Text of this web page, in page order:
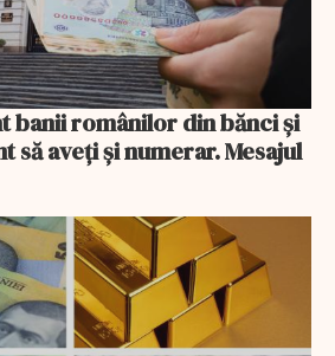
banii românilor din bănci şi
să aveţi şi numerar. Mesajul